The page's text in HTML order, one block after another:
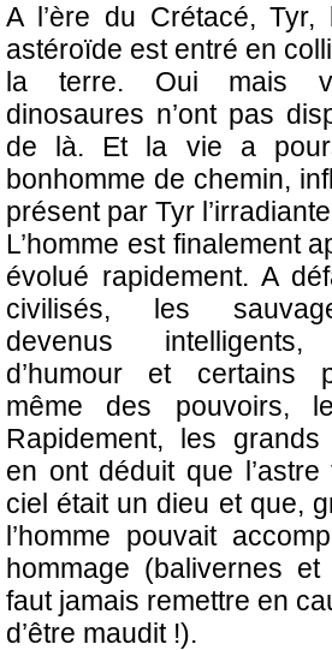
A l’ère du Crétacé, Tyr,
astéroïde est entré en
la terre. Oui mais
dinosaures n’ont pas
de là. Et la vie a
bonhomme de chemin,
présent par Tyr
L’homme est finalement
évolué rapidement. A
civilisés, les
devenus intelligents,
d’humour et certains
même des pouvoirs,
Rapidement, les grands
en ont déduit que l’astre
ciel était un dieu et que,
l’homme pouvait
hommage (balivernes
faut jamais remettre en
d’être maudit !).